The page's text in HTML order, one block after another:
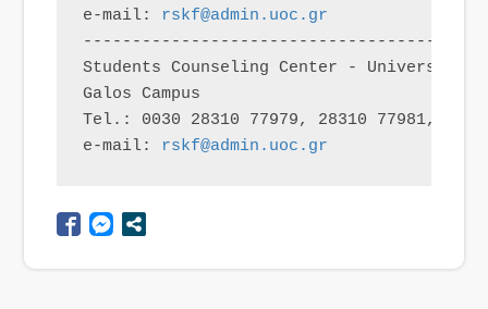
e-mail: rskf@admin.uoc.gr
Students Counseling Center - University
Galos Campus
Tel.: 0030 28310 77979, 28310 77981,
e-mail: rskf@admin.uoc.gr